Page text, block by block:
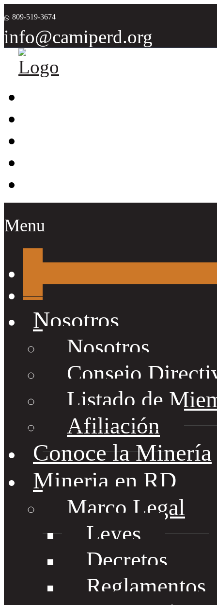
809-519-3674
info@camiperd.org
Menu
Nosotros
Nosotros
Consejo
Listado de
Afiliación
Conoce la Minería
Mineria en RD
Marco Legal
Leyes
Decretos
Reglamentos